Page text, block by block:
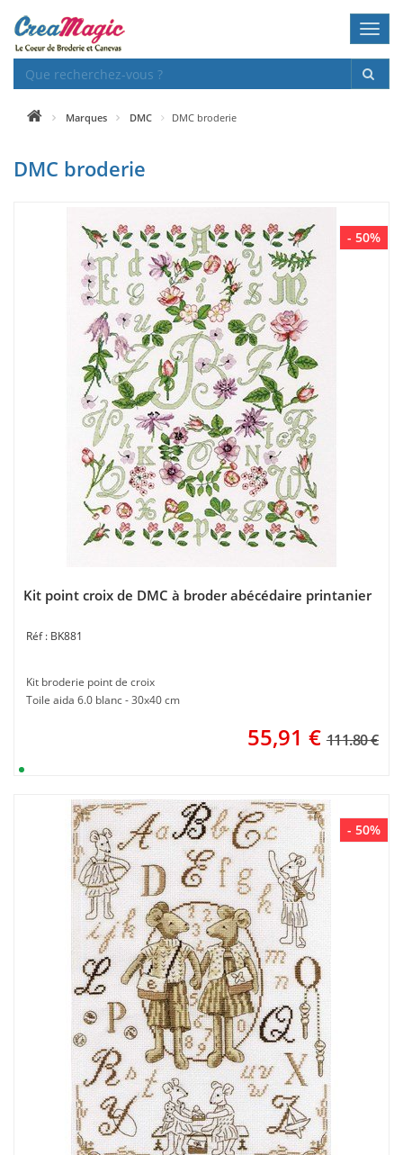
Marques DMC DMC broderie
DMC broderie
- 50%
Kit point croix de DMC à broder abécédaire printanier
BK881
Kit broderie point de croix
Toile aida 6.0 blanc - 30x40 cm
55,91 € 111.80 €
- 50%